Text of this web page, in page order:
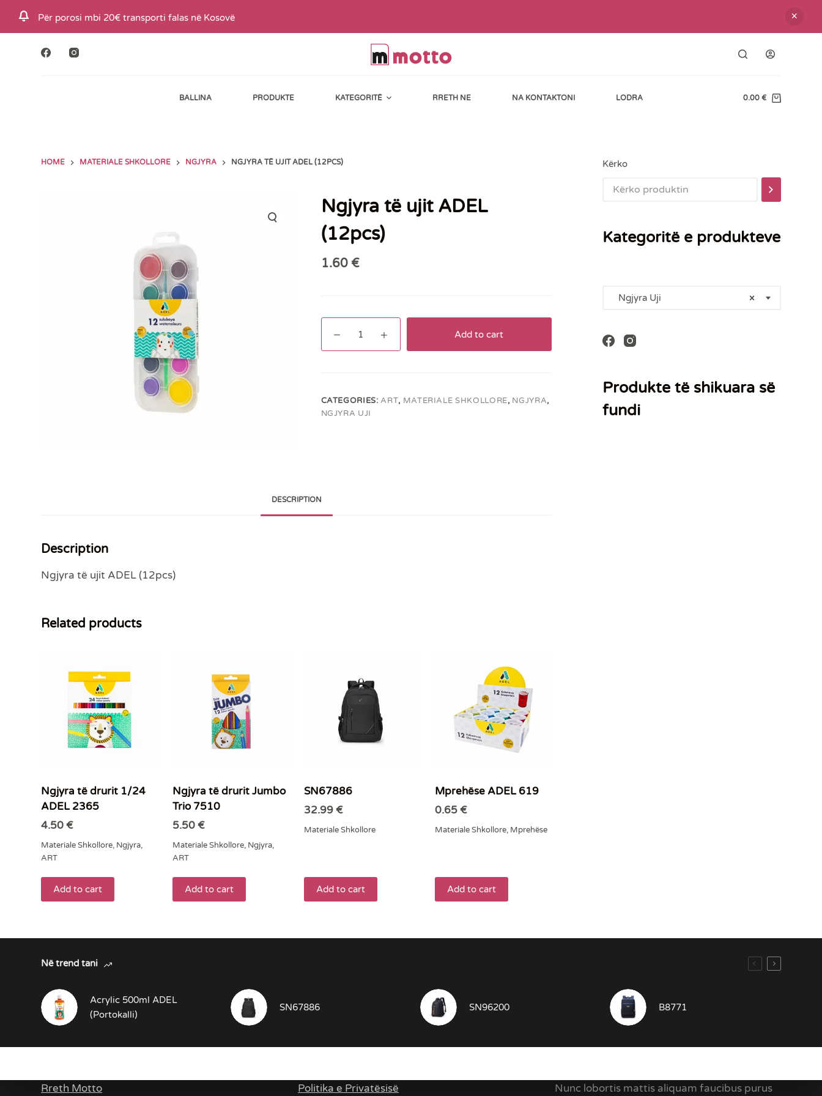
k
Për porosi mbi 20€ transporti falas në Kosovë
BALLINA PRODUKTE KATEGORITË RRETH NE NA KONTAKTONI LODRA
Shopping
0.00€
HOME MATERIALE SHKOLLORE NGJYRA NGJYRA TË UJIT ADEL (12PCS)
Ngjyra të ujit ADEL
(12pcs)
1.60 €
ujit
quantity
Add to cart
CATEGORIES:ART, MATERIALE SHKOLLORE, NGJYRA,
NGJYRA UJI
DESCRIPTION
Description
Ngjyra të ujit ADEL (12pcs)
Related products
Ngjyra të drurit 1/24
ADEL 2365
4.50€
Materiale Shkollore, Ngjyra,
ART
Add to cart
Ngjyra të drurit Jumbo
Trio 7510
5.50€
Materiale Shkollore, Ngjyra,
ART
Add to cart
SN67886
32.99€
Materiale Shkollore
Add to cart
Mprehëse ADEL 619
0.65€
Materiale Shkollore, Mprehëse
Add to cart
Kërko
Kategoritë e produkteve
×
Ngjyra Uji
Produkte të shikuara së
fundi
Në trend tani
Acrylic 500ml ADEL
(Portokalli)
SN67886 SN96200 B8771
Rreth Motto Politika e Privatësisë Nunc lobortis mattis aliquam faucibus purus